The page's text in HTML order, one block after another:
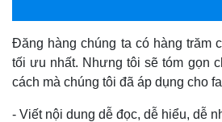
Đăng hàng chúng ta có hàng trăm
tối ưu nhất. Nhưng tôi sẽ tóm gọn
cách mà chúng tôi đã áp dụng cho
- Viết nội dung dễ đọc, dễ hiểu, dễ